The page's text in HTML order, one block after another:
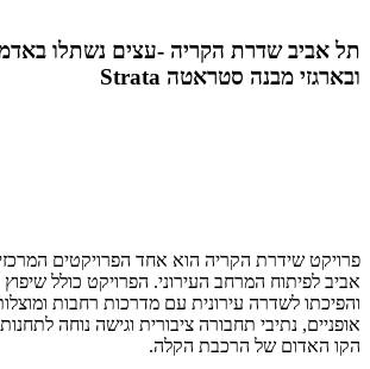
ובארגזי מבנה סטראטה Strata
פרויקט שידרת הקריה הוא אחד הפרויקטים
אביב לפיתוח המרחב העירוני. הפרויקט כולל שיפוץ
והפיכתו לשדרה עירונית עם מדרכות רחבות
אופניים, נתיבי תחבורה ציבורית וגישה נוחה
הקו האדום של הרכבת הקלה.